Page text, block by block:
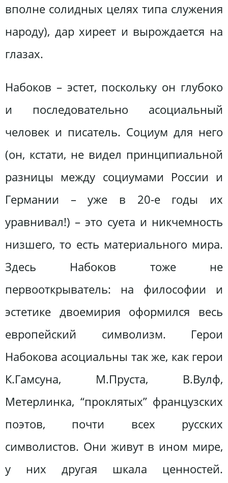
вполне солидных целях типа служения
народу), дар хиреет и вырождается на
глазах.
Набоков – эстет, поскольку он глубоко
и последовательно асоциальный
человек и писатель. Социум для него
(он, кстати, не видел принципиальной
разницы между социумами России и
Германии – уже в 20-е годы их
уравнивал!) – это суета и никчемность
низшего, то есть материального мира.
Здесь Набоков тоже не
первооткрыватель: на философии и
эстетике двоемирия оформился весь
европейский символизм. Герои
Набокова асоциальны так же, как герои
К.Гамсуна, М.Пруста, В.Вулф,
Метерлинка, “проклятых” французских
поэтов, почти всех русских
символистов. Они живут в ином мире,
у них другая шкала ценностей.